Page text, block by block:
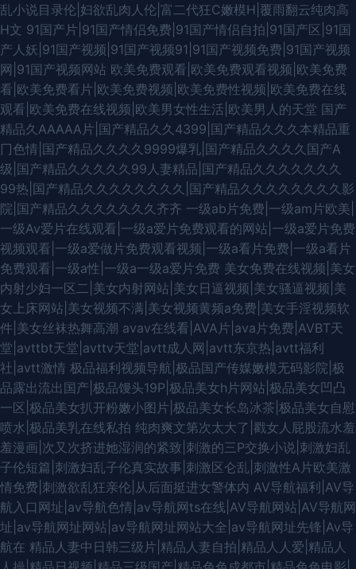
乱小说目录伦|妇欲乱肉人伦|富二代狂C嫩模H|覆雨翻云纯肉高
H文 91国产片|91国产情侣免费|91国产情侣自拍|91国产区|91国
产人妖|91国产视频|91国产视频91|91国产视频免费|91国产视频
网|91国产视频网站 欧美免费观看|欧美免费观看视频|欧美免费
看|欧美免费看片|欧美免费视频|欧美免费性视频|欧美免费在线
观看|欧美免费在线视频|欧美男女性生活|欧美男人的天堂 国产
精品久AAAAA片|国产精品久久4399|国产精品久久久本精品重
冂色情|国产精品久久久久9999爆乳|国产精品久久久久国产A
级|国产精品久久久久久99人妻精品|国产精品久久久久久久久
99热|国产精品久久久久久久久久|国产精品久久久久久久久久影
院|国产精品久久久久久久久齐齐 一级ab片免费|一级am片欧美|
一级Av爱片在线观看|一级a爱片免费观看的网站|一级a爱片免费
视频观看|一级a爱做片免费观看视频|一级a看片免费|一级a看片
免费观看|一级a性|一级a一级a爱片免费 美女免费在线视频|美女
内射少妇一区二|美女内射网站|美女日逼视频|美女骚逼视频|美
女上床网站|美女视频不满|美女视频黄频a免费|美女手淫视频软
件|美女丝袜热舞高潮 avav在线看|AVA片|ava片免费|AVBT天
堂|avttbt天堂|avttv天堂|avtt成人网|avtt东京热|avtt福利
社|avtt激情 极品福利视频导航|极品国产传媒嫩模无码影院|极
品露出流出国产|极品馒头19P|极品美女h片网站|极品美女凹凸
一区|极品美女扒开粉嫩小图片|极品美女长岛冰茶|极品美女自慰
喷水|极品美乳在线私拍 纯肉爽文第次太大了|戳女人屁股流水羞
羞漫画|次又次挤进她湿润的紧致|刺激的三P交换小说|刺激妇乱
子伦短篇|刺激妇乱子伦真实故事|刺激区仑乱|刺激性A片欧美激
情免费|刺激欲乱狂亲伦|从后面挺进女警体内 AV导航福利|AV导
航入口网址|av导航色情|av导航网ts在线|AV导航网站|AV导航网
址|av导航网址网站|av导航网址网站大全|av导航网址先锋|Av导
航在 精品人妻中日韩三级片|精品人妻自拍|精品人人爱|精品人